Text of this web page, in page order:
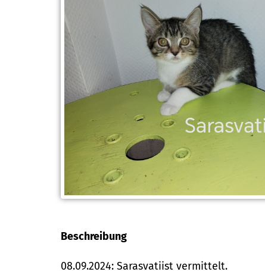
Beschreibung
08.09.2024: Sarasvatiist vermittelt.